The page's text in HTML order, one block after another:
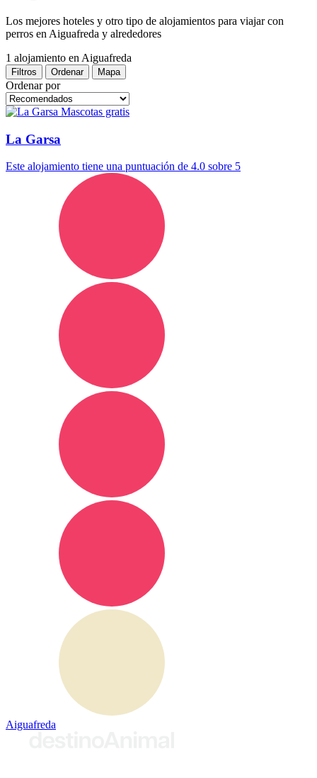
Los mejores hoteles y otro tipo de alojamientos para viajar con
perros en Aiguafreda y alrededores
1 alojamiento en Aiguafreda
Filtros Ordenar Mapa
Ordenar por
Mascotas gratis
La Garsa
Este alojamiento tiene una puntuación de 4.0 sobre 5
Aiguafreda